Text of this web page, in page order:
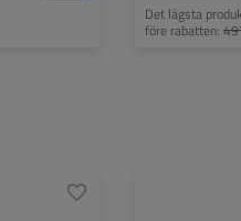
Det lägsta
före rabatten: